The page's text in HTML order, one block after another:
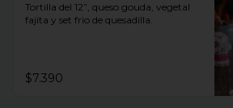
Tortilla del 12”, queso gouda, vegetal
fajita y set frio de quesadilla.
$7.390